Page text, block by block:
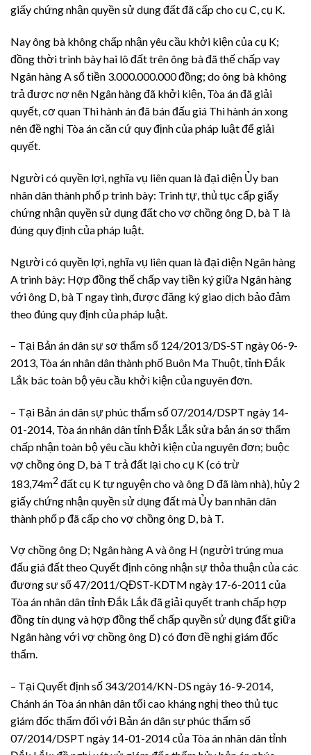
giấy chứng nhận quyền sử dụng đất đã cấp cho cụ C, cụ K.
Nay ông bà không chấp nhận yêu cầu khởi kiện của cụ K;
đồng thời trình bày hai lô đất trên ông bà đã thế chấp vay
Ngân hàng A số tiền 3.000.000.000 đồng; do ông bà không
trả được nợ nên Ngân hàng đã khởi kiện, Tòa án đã giải
quyết, cơ quan Thi hành án đã bán đấu giá Thi hành án xong
nên đề nghị Tòa án căn cứ quy định của pháp luật để giải
quyết.
Người có quyền lợi, nghĩa vụ liên quan là đại diện Ủy ban
nhân dân thành phố p trình bày: Trình tự, thủ tục cấp giấy
chứng nhận quyền sử dụng đất cho vợ chồng ông D, bà T là
đúng quy định của pháp luật.
Người có quyền lợi, nghĩa vụ liên quan là đại diện Ngân hàng
A trình bày: Hợp đồng thế chấp vay tiền ký giữa Ngân hàng
với ông D, bà T ngay tình, được đăng ký giao dịch bảo đảm
theo đúng quy định của pháp luật.
– Tại Bản án dân sự sơ thẩm số 124/2013/DS-ST ngày 06-9-
2013, Tòa án nhân dân thành phố Buôn Ma Thuột, tỉnh Đắk
Lắk bác toàn bộ yêu cầu khởi kiện của nguyên đơn.
– Tại Bản án dân sự phúc thẩm số 07/2014/DSPT ngày 14-
01-2014, Tòa án nhân dân tỉnh Đắk Lắk sửa bản án sơ thẩm
chấp nhận toàn bộ yêu cầu khởi kiện của nguyên đơn; buộc
vợ chồng ông D, bà T trả đất lại cho cụ K (có trừ
183,74m2 đất cụ K tự nguyện cho và ông D đã làm nhà), hủy 2
giấy chứng nhận quyền sử dụng đất mà Ủy ban nhân dân
thành phố p đã cấp cho vợ chồng ông D, bà T.
Vợ chồng ông D; Ngân hàng A và ông H (người trúng mua
đấu giá đất theo Quyết định công nhận sự thỏa thuận của các
đương sự số 47/2011/QĐST-KDTM ngày 17-6-2011 của
Tòa án nhân dân tỉnh Đắk Lắk đã giải quyết tranh chấp hợp
đồng tín dụng và hợp đồng thế chấp quyền sử dụng đất giữa
Ngân hàng với vợ chồng ông D) có đơn đề nghị giám đốc
thẩm.
– Tại Quyết định số 343/2014/KN-DS ngày 16-9-2014,
Chánh án Tòa án nhân dân tối cao kháng nghị theo thủ tục
giám đốc thẩm đối với Bản án dân sự phúc thẩm số
07/2014/DSPT ngày 14-01-2014 của Tòa án nhân dân tỉnh